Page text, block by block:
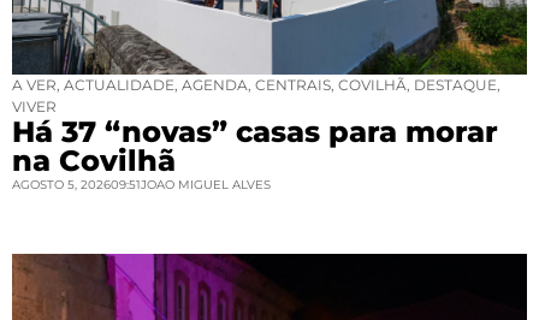
A VER ACTUALIDADE AGENDA CENTRAIS COVILHÃ DESTAQUE
VIVER
Há 37 “novas” casas para morar
na Covilhã
AGOSTO 5, 202609:51JOAO MIGUEL ALVES